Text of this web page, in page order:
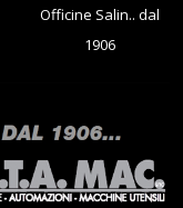
Officine Salin.. dal
1906